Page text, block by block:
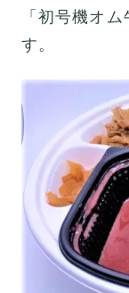
「初号機オ
す。